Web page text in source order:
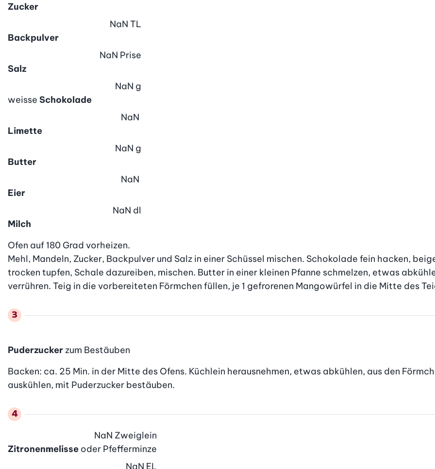
Zucker
Backpulver
NaN TL
Salz
NaN Prise
weisse Schokolade
NaN g
Limette
NaN
Butter
NaN g
Eier
NaN
Milch
NaN dl
Ofen auf 180 Grad vorheizen.
Mehl, Mandeln, Zucker, Backpulver und Salz in einer Schüssel mischen. Schokolade fein hacken,
trocken tupfen, Schale dazureiben, mischen. Butter in einer kleinen Pfanne schmelzen, etwas
verrühren. Teig in die vorbereiteten Förmchen füllen, je 1 gefrorenen Mangowürfel in die Mitte des
Puderzuckerzum Bestäuben
Backen: ca. 25 Min. in der Mitte des Ofens. Küchlein herausnehmen, etwas abkühlen, aus den
auskühlen, mit Puderzucker bestäuben.
Zitronenmelisse oder Pfefferminze
NaN Zweiglein
NaN EL